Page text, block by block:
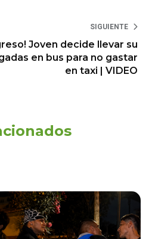
SIGUIENTE
Joven decide llevar su
en bus para no gastar
en taxi | VIDEO